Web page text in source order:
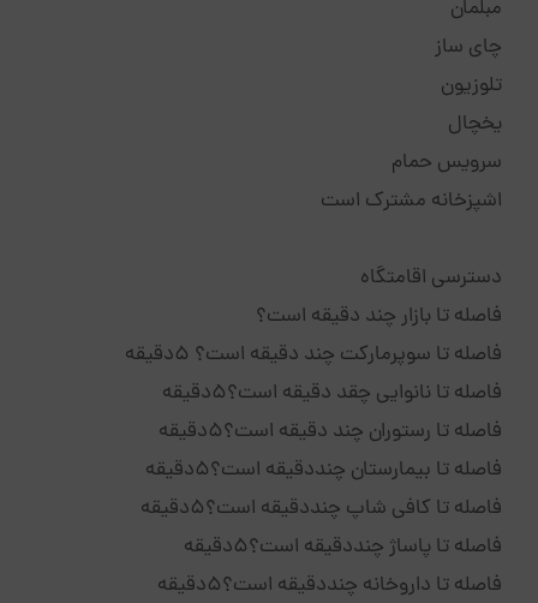
مبلمان
چای ساز
تلوزیون
یخچال
سرویس حمام
اشپزخانه مشترک است
دسترسی اقامتگاه
فاصله تا بازار چند دقیقه است؟
فاصله تا سوپرمارکت چند دقیقه است؟ 5دقیقه
فاصله تا نانوایی چقد دقیقه است؟5دقیقه
فاصله تا رستوران چند دقیقه است؟5دقیقه
فاصله تا بیمارستان چنددقیقه است؟5دقیقه
فاصله تا کافی شاپ چنددقیقه است؟5دقیقه
فاصله تا پاساژ چنددقیقه است؟5دقیقه
فاصله تا داروخانه چنددقیقه است؟5دقیقه